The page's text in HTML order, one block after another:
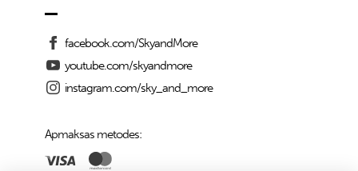
facebook.com/SkyandMore
youtube.com/skyandmore
instagram.com/sky_and_more
Apmaksas metodes: